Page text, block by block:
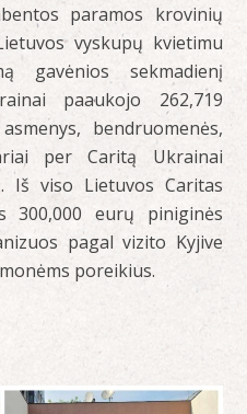
paramos krovinių
vyskupų kvietimu
gavėnios sekmadienį
paaukojo 262,719
bendruomenės,
per Caritą Ukrainai
Iš viso Lietuvos Caritas
300,000 eurų piniginės
pagal vizito Kyjive
poreikius.